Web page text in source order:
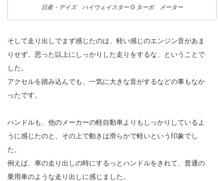
日産・デイズ ハイウェイスター G ターボ メーター
そして走り出しでまず感じたのは、軽い感じのエンジン音があま
りせず、思った以上にしっかりした走りをするな、ということで
した。
アクセルを踏み込んでも、一気に大きな音がするなどの事もなか
ったです。
ハンドルも、他のメーカーの軽自動車よりもしっかりしているよ
うに感じたのと、その上で動きは滑らかで軽いという印象でし
た。
例えば、車の走り出しの時にするっとハンドルをきれて、普通の
乗用車のような走り出しに感じました。